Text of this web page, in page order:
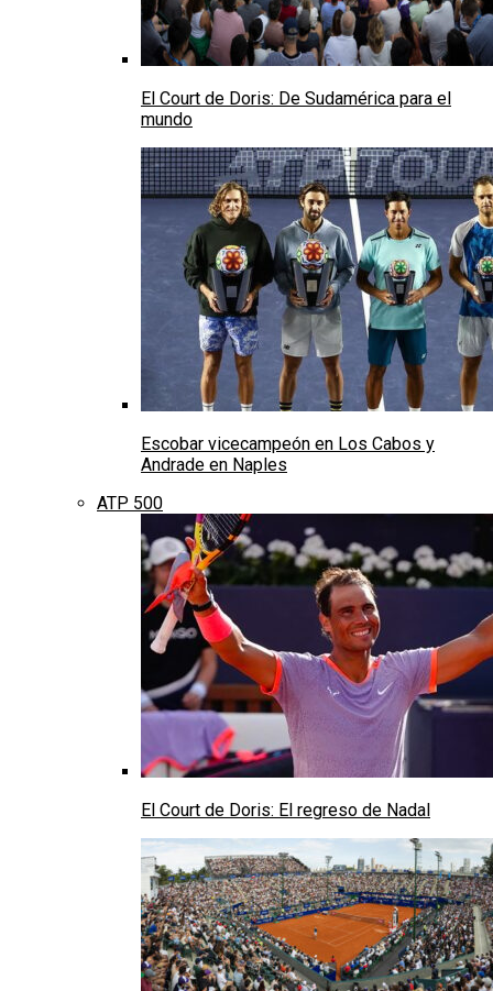
El Court de Doris: De Sudamérica para el
mundo
Escobar vicecampeón en Los Cabos y
Andrade en Naples
ATP 500
El Court de Doris: El regreso de Nadal